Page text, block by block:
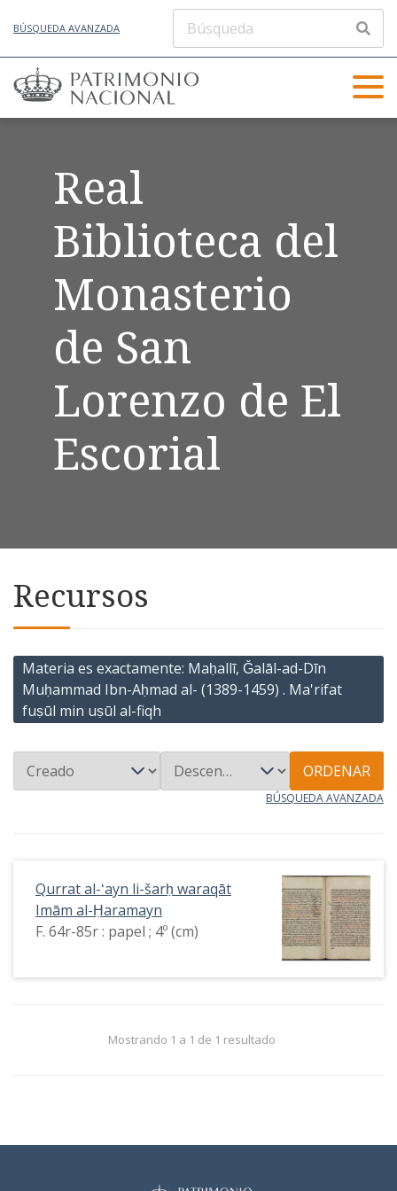
BÚSQUEDA AVANZADA
Real
Biblioteca del
Monasterio
de San
Lorenzo de El
Escorial
Recursos
Materia es exactamente Maḥallī, Ǧalāl-ad-Dīn
Muḥammad Ibn-Aḥmad al- (1389-1459) . Ma'rifat
fuṣūl min uṣūl al-fiqh
ORDENAR
BÚSQUEDA AVANZADA
Qurrat al-ʻayn li-šarḥ waraqāt
Imām al-Ḥaramayn
F. 64r-85r : papel ; 4º (cm)
Mostrando 1 a 1 de 1 resultado